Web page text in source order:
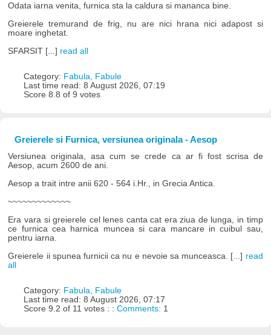
Odata iarna venita, furnica sta la caldura si mananca bine.
Greierele tremurand de frig, nu are nici hrana nici adapost si
moare inghetat.
SFARSIT [...] read all
Category: Fabula, Fabule
Last time read: 8 August 2026, 07:19
Score 8.8 of 9 votes
Greierele si Furnica, versiunea originala - Aesop
Versiunea originala, asa cum se crede ca ar fi fost scrisa de
Aesop, acum 2600 de ani.
Aesop a trait intre anii 620 - 564 i.Hr., in Grecia Antica.
~~~~~~~~~~~~~
Era vara si greierele cel lenes canta cat era ziua de lunga, in timp
ce furnica cea harnica muncea si cara mancare in cuibul sau,
pentru iarna.
Greierele ii spunea furnicii ca nu e nevoie sa munceasca. [...] read
all
Category: Fabula, Fabule
Last time read: 8 August 2026, 07:17
Score 9.2 of 11 votes : : Comments: 1